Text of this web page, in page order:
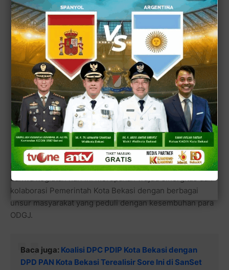
satu ikhtiar pengobatan untuk mereka.
Dalam sambutannya, Gani Muhamad menyampaikan
bahwa kegiatan hari ini merupakan wujud sinergitas dan
kolaborasi Pemerintah Kota Bekasi dengan berbagai
unsur masyarakat yang peduli dengan kesembuhan para
ODGJ.
Baca juga: Koalisi DPC PDIP Kota Bekasi dengan
DPD PAN Kota Bekasi Terealisir Sore Ini di SanSet